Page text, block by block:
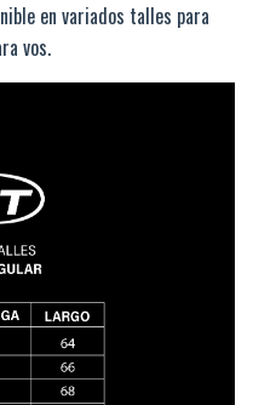
en variados talles para
vos.